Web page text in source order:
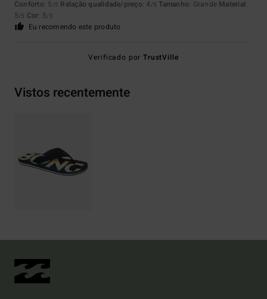
Conforto: 5 /5 Relação qualidade/preço: 4 /5 Tamanho: Grande Material:
5/5 Cor: 5/5
Eu recomendo este produto
Verificado porTrustVille
Vistos recentemente